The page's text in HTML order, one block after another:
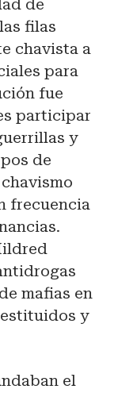
de
filas
chavista a
para
fue
participar
y
de
frecuencia
mafias en
y
el